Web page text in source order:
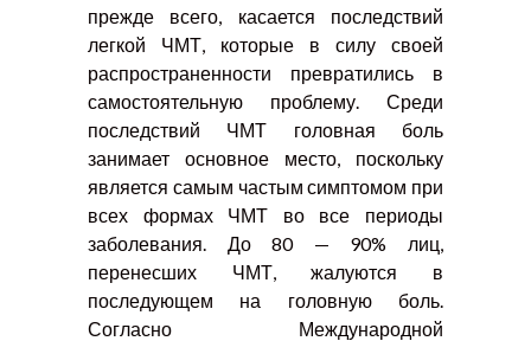
прежде всего, касается последствий
легкой ЧМТ, которые в силу своей
распространенности превратились в
самостоятельную проблему. Среди
последствий ЧМТ головная боль
занимает основное место, поскольку
является самым частым симптомом при
всех формах ЧМТ во все периоды
заболевания. До 80 — 90% лиц,
перенесших ЧМТ, жалуются в
последующем на головную боль.
Согласно Международной